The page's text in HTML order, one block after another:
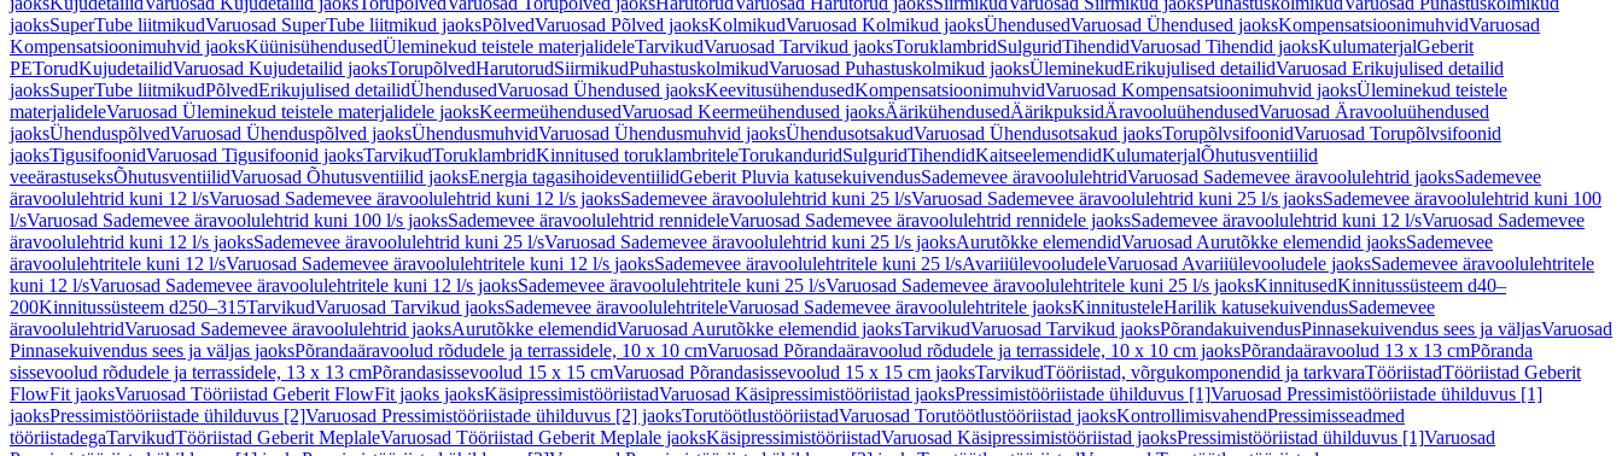
jaoksSuperTube liitmikudVaruosad SuperTube liitmikud jaoksPõlvedVaruosad Põlved jaoksKolmikudVaruosad Kolmikud jaoksÜhendusedVaruosad Ühendused jaoksKompensatsioonimuhvidVaruosad
Kompensatsioonimuhvid jaoksKüünisühendusedÜleminekud teistele materjalideleTarvikudVaruosad Tarvikud jaoksToruklambridSulguridTihendidVaruosad Tihendid jaoksKulumaterjalGeberit
PETorudKujudetailidVaruosad Kujudetailid jaoksTorupõlvedHarutorudSiirmikudPuhastuskolmikudVaruosad Puhastuskolmikud jaoksÜleminekudErikujulised detailidVaruosad Erikujulised detailid
jaoksSuperTube liitmikudPõlvedErikujulised detailidÜhendusedVaruosad Ühendused jaoksKeevitusühendusedKompensatsioonimuhvidVaruosad Kompensatsioonimuhvid jaoksÜleminekud teistele
materjalideleVaruosad Üleminekud teistele materjalidele jaoksKeermeühendusedVaruosad Keermeühendused jaoksÄärikühendusedÄärikpuksidÄravooluühendusedVaruosad Äravooluühendused
jaoksÜhenduspõlvedVaruosad Ühenduspõlved jaoksÜhendusmuhvidVaruosad Ühendusmuhvid jaoksÜhendusotsakudVaruosad Ühendusotsakud jaoksTorupõlvsifoonidVaruosad Torupõlvsifoonid
jaoksTigusifoonidVaruosad Tigusifoonid jaoksTarvikudToruklambridKinnitused toruklambriteleTorukanduridSulguridTihendidKaitseelemendidKulumaterjalÕhutusventiilid
veeärastuseksÕhutusventiilidVaruosad Õhutusventiilid jaoksEnergia tagasihoideventiilidGeberit Pluvia katusekuivendusSademevee äravoolulehtridVaruosad Sademevee äravoolulehtrid jaoksSademevee
äravoolulehtrid kuni 12 l/sVaruosad Sademevee äravoolulehtrid kuni 12 l/s jaoksSademevee äravoolulehtrid kuni 25 l/sVaruosad Sademevee äravoolulehtrid kuni 25 l/s jaoksSademevee äravoolulehtrid kuni 100
l/sVaruosad Sademevee äravoolulehtrid kuni 100 l/s jaoksSademevee äravoolulehtrid rennideleVaruosad Sademevee äravoolulehtrid rennidele jaoksSademevee äravoolulehtrid kuni 12 l/sVaruosad Sademevee
äravoolulehtrid kuni 12 l/s jaoksSademevee äravoolulehtrid kuni 25 l/sVaruosad Sademevee äravoolulehtrid kuni 25 l/s jaoksAurutõkke elemendidVaruosad Aurutõkke elemendid jaoksSademevee
äravoolulehtritele kuni 12 l/sVaruosad Sademevee äravoolulehtritele kuni 12 l/s jaoksSademevee äravoolulehtritele kuni 25 l/sAvariiülevooludeleVaruosad Avariiülevooludele jaoksSademevee äravoolulehtritele
kuni 12 l/sVaruosad Sademevee äravoolulehtritele kuni 12 l/s jaoksSademevee äravoolulehtritele kuni 25 l/sVaruosad Sademevee äravoolulehtritele kuni 25 l/s jaoksKinnitusedKinnitussüsteem d40–
200Kinnitussüsteem d250–315TarvikudVaruosad Tarvikud jaoksSademevee äravoolulehtriteleVaruosad Sademevee äravoolulehtritele jaoksKinnitusteleHarilik katusekuivendusSademevee
äravoolulehtridVaruosad Sademevee äravoolulehtrid jaoksAurutõkke elemendidVaruosad Aurutõkke elemendid jaoksTarvikudVaruosad Tarvikud jaoksPõrandakuivendusPinnasekuivendus sees ja väljasVaruosad
Pinnasekuivendus sees ja väljas jaoksPõrandaäravoolud rõdudele ja terrassidele, 10 x 10 cmVaruosad Põrandaäravoolud rõdudele ja terrassidele, 10 x 10 cm jaoksPõrandaäravoolud 13 x 13 cmPõranda
sissevoolud rõdudele ja terrassidele, 13 x 13 cmPõrandasissevoolud 15 x 15 cmVaruosad Põrandasissevoolud 15 x 15 cm jaoksTarvikudTööriistad, võrgukomponendid ja tarkvaraTööriistadTööriistad Geberit
FlowFit jaoksVaruosad Tööriistad Geberit FlowFit jaoks jaoksKäsipressimistööriistadVaruosad Käsipressimistööriistad jaoksPressimistööriistade ühilduvus [1]Varuosad Pressimistööriistade ühilduvus [1]
jaoksPressimistööriistade ühilduvus [2]Varuosad Pressimistööriistade ühilduvus [2] jaoksTorutöötlustööriistadVaruosad Torutöötlustööriistad jaoksKontrollimisvahendPressimisseadmed
tööriistadegaTarvikudTööriistad Geberit MeplaleVaruosad Tööriistad Geberit Meplale jaoksKäsipressimistööriistadVaruosad Käsipressimistööriistad jaoksPressimistööriistad ühilduvus [1]Varuosad